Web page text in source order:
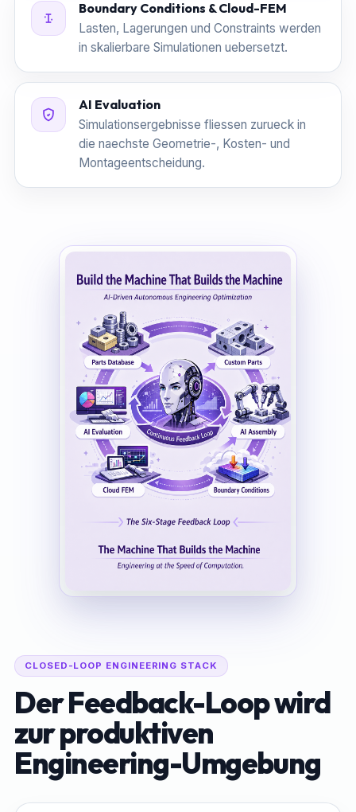
Boundary Conditions & Cloud-FEM
Lasten, Lagerungen und Constraints werden
in skalierbare Simulationen uebersetzt.
AI Evaluation
Simulationsergebnisse fliessen zurueck in
die naechste Geometrie-, Kosten- und
Montageentscheidung.
CLOSED-LOOP ENGINEERING STACK
Der Feedback-Loop wird
zur produktiven
Engineering-Umgebung